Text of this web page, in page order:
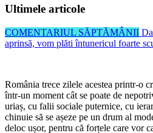
Ultimele articole
COMENTARIUL SĂPTĂMÂNII
aprinsă, vom plăti întunericul foarte
România trece zilele acestea printr-o
într-un moment cât se poate de
uriaș, cu falii sociale puternice, cu
chinuie să se așeze pe un drum al
deloc ușor, pentru că forțele care vor